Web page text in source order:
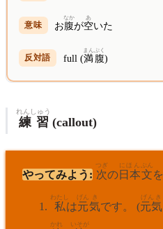
お腹
なか
が空
あ
いた
full (満腹
まんぷく
)
練習
れんしゅう
(callout)
やってみよう: 次
つぎ
の日本
にほん
文
ぶん
を
私
わたし
は元
げん
気
き
です。 (元気
げんき
かれ いそが